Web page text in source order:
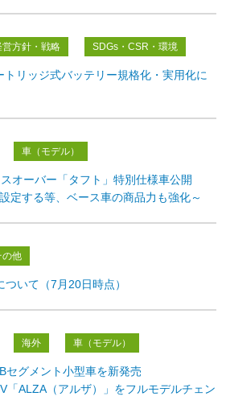
営方針・戦略 SDGs・CSR・環境
トリッジ式バッテリー規格化・実用化に
車（モデル）
オーバー「タフト」特別仕様車公開
定する等、ベース車の商品力も強化～
の他
いて（7月20日時点）
海外 車（モデル）
セグメント小型車を新発売
「ALZA（アルザ）」をフルモデルチェン